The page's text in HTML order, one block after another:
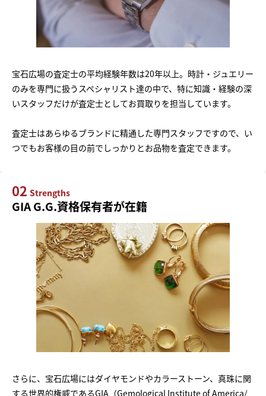
宝石広場の査定士の平均経験年数は20年以上。時計・ジュエリー
のみを専門に扱うスペシャリスト達の中で、特に知識・経験の深
いスタッフだけが査定士としてお買取りを担当しています。
査定士はあらゆるブランドに精通した専門スタッフですので、い
つでもお客様の目の前でしっかりとお品物を査定できます。
02 Strengths
GIA G.G.資格保有者が在籍
さらに、宝石広場にはダイヤモンドやカラーストーン、真珠に関
する世界的権威であるGIA（Gemological Institute of America/